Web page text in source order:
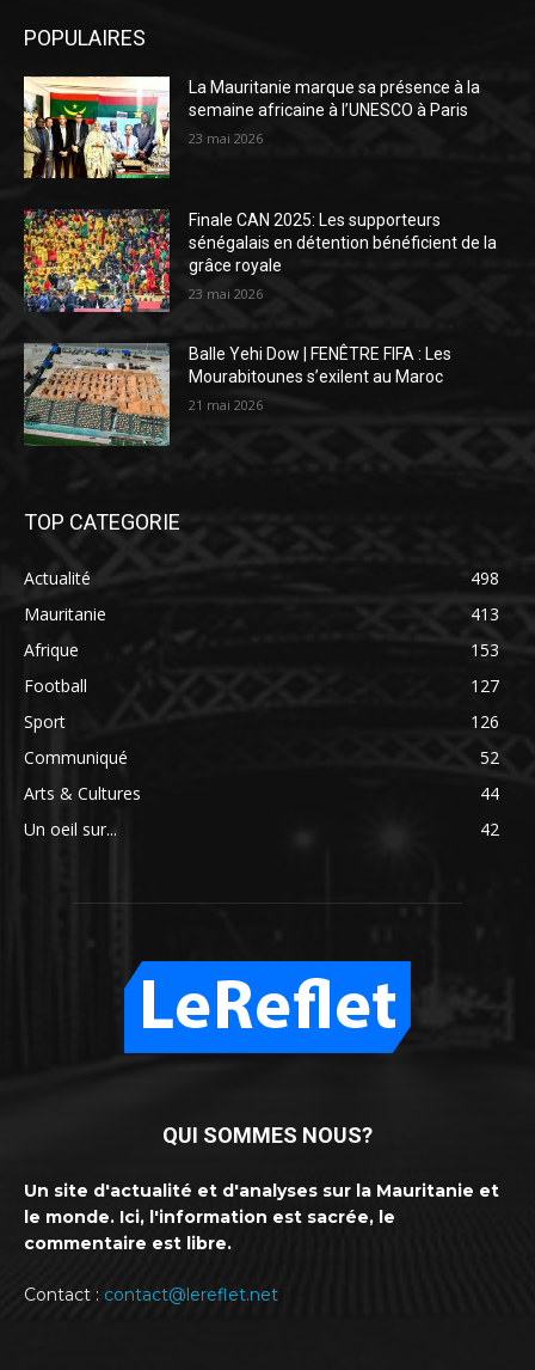
POPULAIRES
La Mauritanie marque sa présence à la
semaine africaine à l’UNESCO à Paris
23 mai 2026
Finale CAN 2025: Les supporteurs
sénégalais en détention bénéficient de la
grâce royale
23 mai 2026
Balle Yehi Dow | FENÊTRE FIFA : Les
Mourabitounes s’exilent au Maroc
21 mai 2026
TOP CATEGORIE
Actualité
498
Mauritanie
413
Afrique
153
Football
127
Sport
126
Communiqué
52
Arts & Cultures
44
Un oeil sur...
42
QUI SOMMES NOUS?
Un site d'actualité et d'analyses sur la Mauritanie et
le monde. Ici, l'information est sacrée, le
commentaire est libre.
Contact : contact@lereflet.net